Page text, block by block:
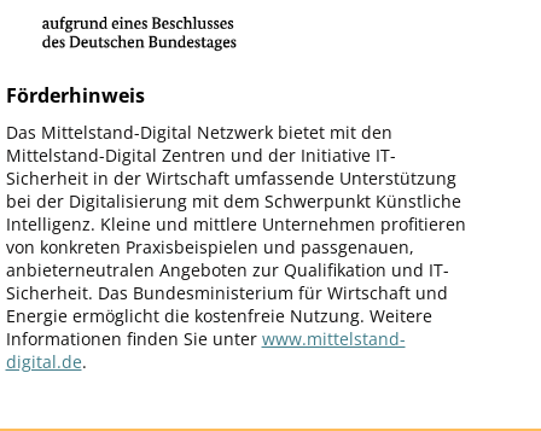
Förderhinweis
Das Mittelstand-Digital Netzwerk bietet mit den
Mittelstand-Digital Zentren und der Initiative IT-
Sicherheit in der Wirtschaft umfassende Unterstützung
bei der Digitalisierung mit dem Schwerpunkt Künstliche
Intelligenz. Kleine und mittlere Unternehmen profitieren
von konkreten Praxisbeispielen und passgenauen,
anbieterneutralen Angeboten zur Qualifikation und IT-
Sicherheit. Das Bundesministerium für Wirtschaft und
Energie ermöglicht die kostenfreie Nutzung. Weitere
Informationen finden Sie unter www.mittelstand-
digital.de.